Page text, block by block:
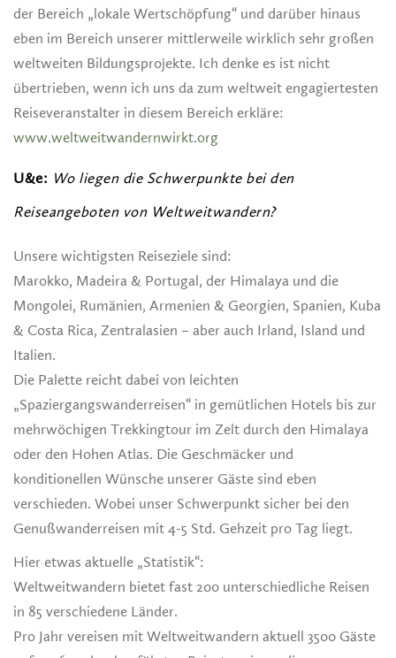
der Bereich „lokale Wertschöpfung“ und darüber hinaus
eben im Bereich unserer mittlerweile wirklich sehr großen
weltweiten Bildungsprojekte. Ich denke es ist nicht
übertrieben, wenn ich uns da zum weltweit engagiertesten
Reiseveranstalter in diesem Bereich erkläre:
www.weltweitwandernwirkt.org
U&e: Wo liegen die Schwerpunkte bei den
Reiseangeboten von Weltweitwandern?
Unsere wichtigsten Reiseziele sind:
Marokko, Madeira & Portugal, der Himalaya und die
Mongolei, Rumänien, Armenien & Georgien, Spanien, Kuba
& Costa Rica, Zentralasien – aber auch Irland, Island und
Italien.
Die Palette reicht dabei von leichten
„Spaziergangswanderreisen“ in gemütlichen Hotels bis zur
mehrwöchigen Trekkingtour im Zelt durch den Himalaya
oder den Hohen Atlas. Die Geschmäcker und
konditionellen Wünsche unserer Gäste sind eben
verschieden. Wobei unser Schwerpunkt sicher bei den
Genußwanderreisen mit 4-5 Std. Gehzeit pro Tag liegt.
Hier etwas aktuelle „Statistik“:
Weltweitwandern bietet fast 200 unterschiedliche Reisen
in 85 verschiedene Länder.
Pro Jahr vereisen mit Weltweitwandern aktuell 3500 Gäste